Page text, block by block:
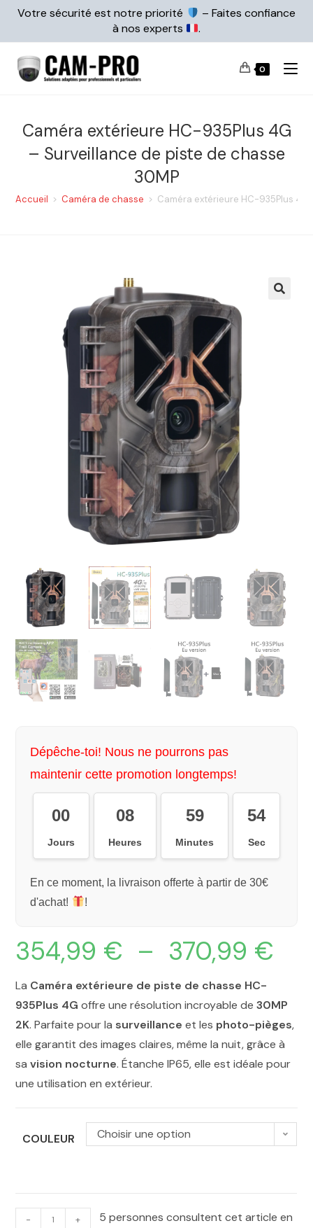
Votre sécurité est notre priorité
– Faites confiance
à nos experts
.
0
Caméra extérieure HC-935Plus 4G
– Surveillance de piste de chasse
30MP
Accueil > Caméra de chasse > Caméra extérieure HC-935Plus
Dépêche-toi! Nous ne pourrons pas
maintenir cette promotion longtemps!
00
Jours
08
Heures
59
Minutes
54
Sec
En ce moment, la livraison offerte à partir de 30€
d'achat!
!
354,99 € – 370,99 €
La Caméra extérieure de piste de chasse HC-
935Plus 4G offre une résolution incroyable de30MP
2K. Parfaite pour la surveillance et les photo-pièges,
elle garantit des images claires, même la nuit, grâce à
savision nocturne. Étanche IP65, elle est idéale pour
une utilisation en extérieur.
COULEUR Choisir une option
- +
5 personnes consultent cet article en